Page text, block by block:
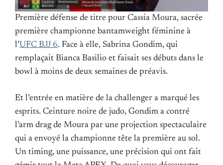
Première défense de titre pour Cassia Moura, sacrée
première championne bantamweight féminine à
l’UFC BJJ 6. Face à elle, Sabrina Gondim, qui
remplaçait Bianca Basilio et faisait ses débuts dans le
bowl à moins de deux semaines de préavis.
Et l’entrée en matière de la challenger a marqué les
esprits. Ceinture noire de judo, Gondim a contré
l’arm drag de Moura par une projection spectaculaire
qui a envoyé la championne tête la première au sol.
Un timing, une puissance, une précision qui ont fait